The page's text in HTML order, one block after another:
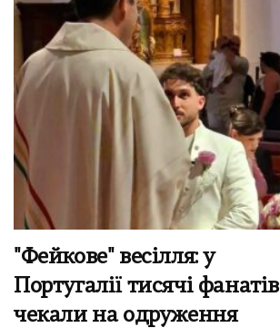
"Фейкове" весілля: у
Португалії тисячі фанатів
чекали на одруження